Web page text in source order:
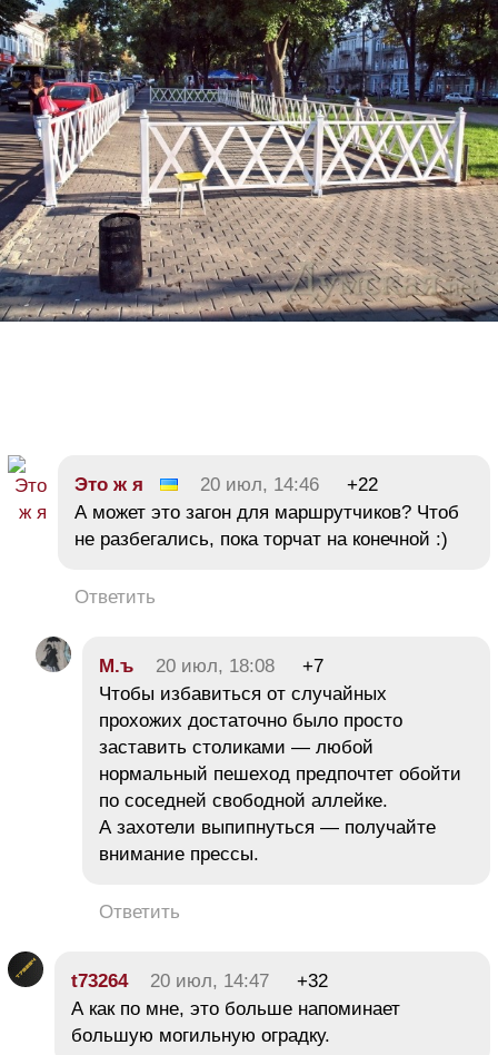
Это ж я 20 июл, 14:46
+22
А может это загон для маршрутчиков? Чтоб
не разбегались, пока торчат на конечной :)
Ответить
М.ъ 20 июл, 18:08
+7
Чтобы избавиться от случайных
прохожих достаточно было просто
заставить столиками — любой
нормальный пешеход предпочтет обойти
по соседней свободной аллейке.
А захотели выпипнуться — получайте
внимание прессы.
Ответить
t73264 20 июл, 14:47
+32
А как по мне, это больше напоминает
большую могильную оградку.